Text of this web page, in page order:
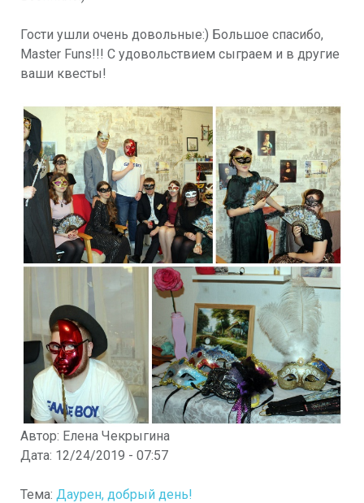
Гости ушли очень довольные:) Большое спасибо,
Master Funs!!! С удовольствием сыграем и в другие
ваши квесты!
Автор: Елена Чекрыгина
Дата: 12/24/2019 - 07:57
Тема: Даурен, добрый день!